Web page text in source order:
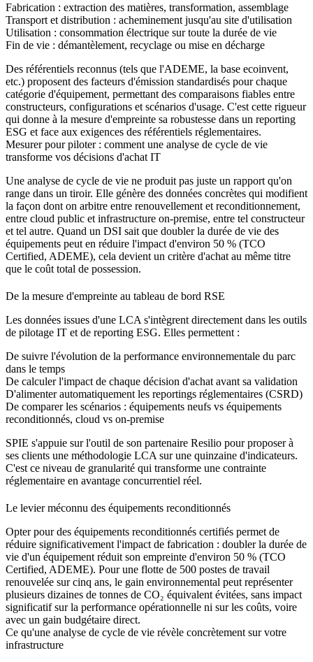
Fabrication : extraction des matières, transformation, assemblage
Transport et distribution : acheminement jusqu'au site d'utilisation
Utilisation : consommation électrique sur toute la durée de vie
Fin de vie : démantèlement, recyclage ou mise en décharge
Des référentiels reconnus (tels que l'ADEME, la base ecoinvent,
etc.) proposent des facteurs d'émission standardisés pour chaque
catégorie d'équipement, permettant des comparaisons fiables entre
constructeurs, configurations et scénarios d'usage. C'est cette rigueur
qui donne à la mesure d'empreinte sa robustesse dans un reporting
ESG et face aux exigences des référentiels réglementaires.
Mesurer pour piloter : comment une analyse de cycle de vie
transforme vos décisions d'achat IT
Une analyse de cycle de vie ne produit pas juste un rapport qu'on
range dans un tiroir. Elle génère des données concrètes qui modifient
la façon dont on arbitre entre renouvellement et reconditionnement,
entre cloud public et infrastructure on-premise, entre tel constructeur
et tel autre. Quand un DSI sait que doubler la durée de vie des
équipements peut en réduire l'impact d'environ 50 % (TCO
Certified, ADEME), cela devient un critère d'achat au même titre
que le coût total de possession.
De la mesure d'empreinte au tableau de bord RSE
Les données issues d'une LCA s'intègrent directement dans les outils
de pilotage IT et de reporting ESG. Elles permettent :
De suivre l'évolution de la performance environnementale du parc
dans le temps
De calculer l'impact de chaque décision d'achat avant sa validation
D'alimenter automatiquement les reportings réglementaires (CSRD)
De comparer les scénarios : équipements neufs vs équipements
reconditionnés, cloud vs on-premise
SPIE s'appuie sur l'outil de son partenaire Resilio pour proposer à
ses clients une méthodologie LCA sur une quinzaine d'indicateurs.
C'est ce niveau de granularité qui transforme une contrainte
réglementaire en avantage concurrentiel réel.
Le levier méconnu des équipements reconditionnés
Opter pour des équipements reconditionnés certifiés permet de
réduire significativement l'impact de fabrication : doubler la durée de
vie d'un équipement réduit son empreinte d'environ 50 % (TCO
Certified, ADEME). Pour une flotte de 500 postes de travail
renouvelée sur cinq ans, le gain environnemental peut représenter
plusieurs dizaines de tonnes de CO₂ équivalent évitées, sans impact
significatif sur la performance opérationnelle ni sur les coûts, voire
avec un gain budgétaire direct.
Ce qu'une analyse de cycle de vie révèle concrètement sur votre
infrastructure